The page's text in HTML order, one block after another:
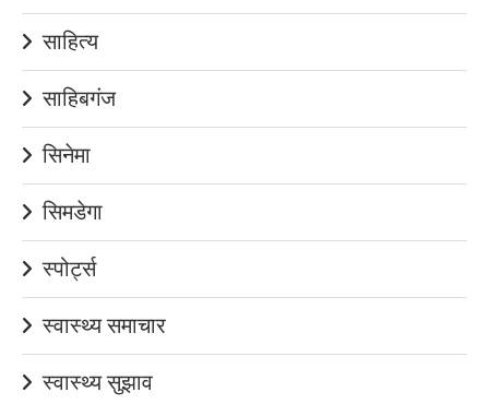
साहित्य
साहिबगंज
सिनेमा
सिमडेगा
स्पोर्ट्स
स्वास्थ्य समाचार
स्वास्थ्य सुझाव